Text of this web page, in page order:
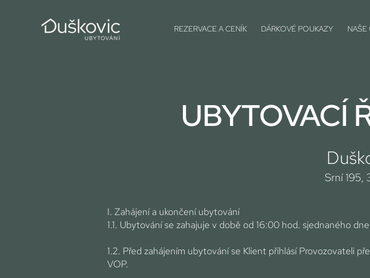
REZERVACE A CENÍK DÁRKOVÉ POUKAZY NAŠE
UBYTOVACÍ
Srní 195,
I. Zahájení a ukončení ubytování
1.1. Ubytování se zahajuje v době od 16:00 hod. sjednaného
1.2. Před zahájením ubytování se Klient přihlásí Provozovateli
VOP.